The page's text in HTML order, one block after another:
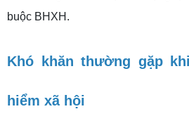
buộc BHXH.
Khó khăn thường gặp
hiểm xã hội